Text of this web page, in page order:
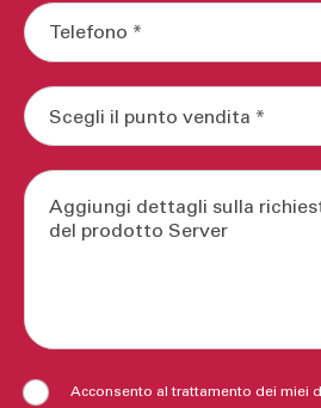
Riflette luce e spazio per
Acconsento al trattamento dei miei